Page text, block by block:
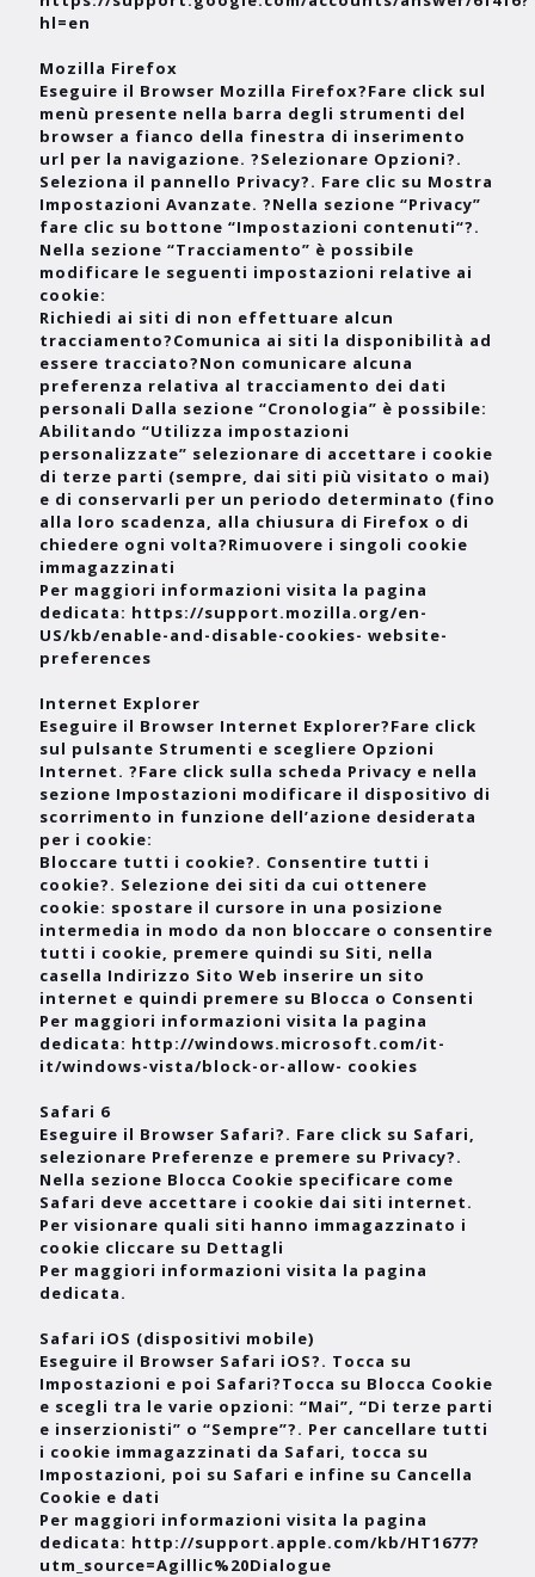
hl=en
Mozilla Firefox
Eseguire il Browser Mozilla Firefox?Fare click sul
menù presente nella barra degli strumenti del
browser a fianco della finestra di inserimento
url per la navigazione. ?Selezionare Opzioni?.
Seleziona il pannello Privacy?. Fare clic su Mostra
Impostazioni Avanzate. ?Nella sezione “Privacy”
fare clic su bottone “Impostazioni contenuti“?.
Nella sezione “Tracciamento” è possibile
modificare le seguenti impostazioni relative ai
cookie:
Richiedi ai siti di non effettuare alcun
tracciamento?Comunica ai siti la disponibilità ad
essere tracciato?Non comunicare alcuna
preferenza relativa al tracciamento dei dati
personali Dalla sezione “Cronologia” è possibile:
Abilitando “Utilizza impostazioni
personalizzate” selezionare di accettare i cookie
di terze parti (sempre, dai siti più visitato o mai)
e di conservarli per un periodo determinato (fino
alla loro scadenza, alla chiusura di Firefox o di
chiedere ogni volta?Rimuovere i singoli cookie
immagazzinati
Per maggiori informazioni visita la pagina
dedicata: https://support.mozilla.org/en-
US/kb/enable-and-disable-cookies- website-
preferences
Internet Explorer
Eseguire il Browser Internet Explorer?Fare click
sul pulsante Strumenti e scegliere Opzioni
Internet. ?Fare click sulla scheda Privacy e nella
sezione Impostazioni modificare il dispositivo di
scorrimento in funzione dell’azione desiderata
per i cookie:
Bloccare tutti i cookie?. Consentire tutti i
cookie?. Selezione dei siti da cui ottenere
cookie: spostare il cursore in una posizione
intermedia in modo da non bloccare o consentire
tutti i cookie, premere quindi su Siti, nella
casella Indirizzo Sito Web inserire un sito
internet e quindi premere su Blocca o Consenti
Per maggiori informazioni visita la pagina
dedicata: http://windows.microsoft.com/it-
it/windows-vista/block-or-allow- cookies
Safari 6
Eseguire il Browser Safari?. Fare click su Safari,
selezionare Preferenze e premere su Privacy?.
Nella sezione Blocca Cookie specificare come
Safari deve accettare i cookie dai siti internet.
Per visionare quali siti hanno immagazzinato i
cookie cliccare su Dettagli
Per maggiori informazioni visita la pagina
dedicata.
Safari iOS (dispositivi mobile)
Eseguire il Browser Safari iOS?. Tocca su
Impostazioni e poi Safari?Tocca su Blocca Cookie
e scegli tra le varie opzioni: “Mai”, “Di terze parti
e inserzionisti” o “Sempre”?. Per cancellare tutti
i cookie immagazzinati da Safari, tocca su
Impostazioni, poi su Safari e infine su Cancella
Cookie e dati
Per maggiori informazioni visita la pagina
dedicata: http://support.apple.com/kb/HT1677?
utm_source=Agillic%20Dialogue